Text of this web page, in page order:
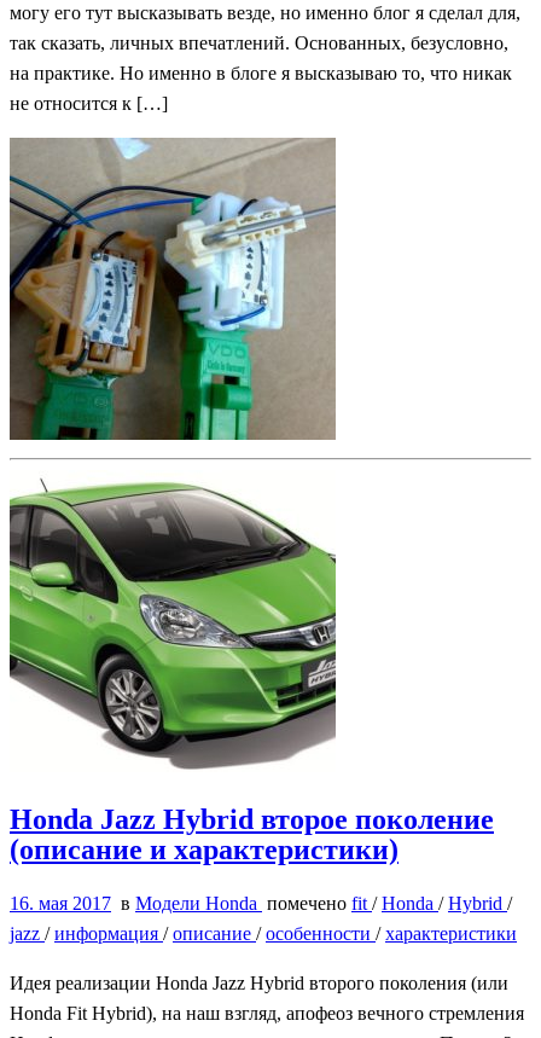
могу его тут высказывать везде, но именно блог я сделал для,
так сказать, личных впечатлений. Основанных, безусловно,
на практике. Но именно в блоге я высказываю то, что никак
не относится к […]
Honda Jazz Hybrid второе поколение
(описание и характеристики)
16. мая 2017 в Модели Honda помечено fit/Honda /Hybrid /
jazz /информация /описание /особенности /характеристики
Идея реализации Honda Jazz Hybrid второго поколения (или
Honda Fit Hybrid), на наш взгляд, апофеоз вечного стремления